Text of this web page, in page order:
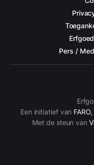
Pers /
Een initiatief van
Met de steun van